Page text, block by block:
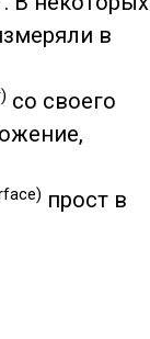
в
со своего
прост в